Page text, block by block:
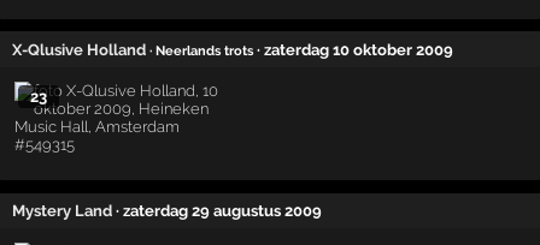
X-Qlusive Holland · Neerlands trots · zaterdag 10 oktober 2009
23
Mystery Land · zaterdag 29 augustus 2009